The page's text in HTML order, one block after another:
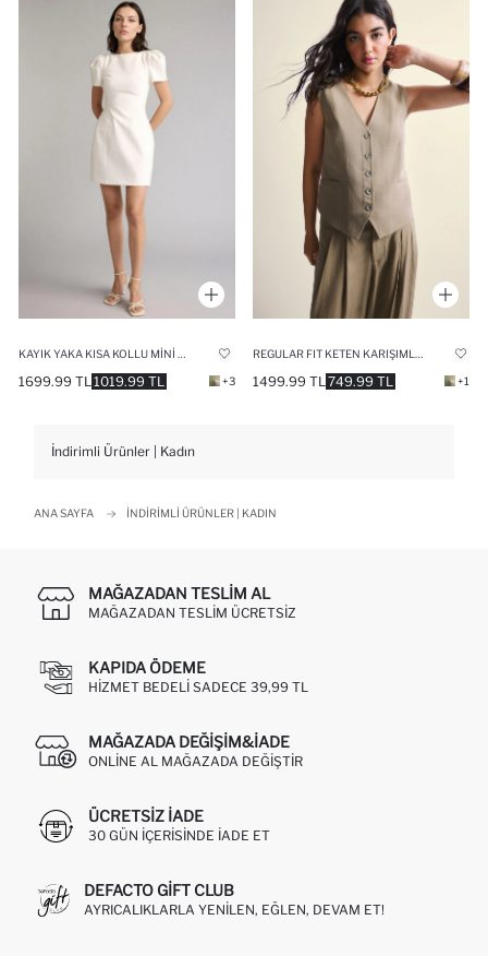
1019.99 TL
1699.99 TL +3 749.99 TL
1499.99 TL +1
İndirimli Ürünler | Kadın
ANA SAYFA İNDIRIMLI ÜRÜNLER | KADIN
MAĞAZADAN TESLIM AL
MAĞAZADAN TESLIM ÜCRETSIZ
KAPIDA ÖDEME
HIZMET BEDELI SADECE 39,99 TL
MAĞAZADA DEĞIŞIM&İADE
ONLINE AL MAĞAZADA DEĞIŞTIR
ÜCRETSIZ IADE
30 GÜN IÇERISINDE IADE ET
DEFACTO GIFT CLUB
AYRICALIKLARLA YENILEN, EĞLEN, DEVAM ET!